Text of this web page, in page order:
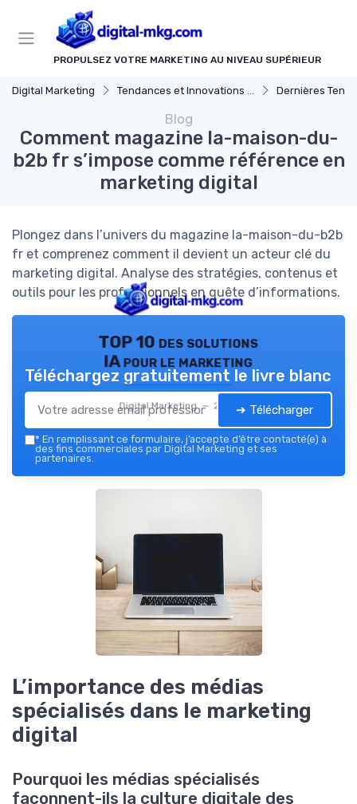
PROPULSEZ VOTRE MARKETING AU NIVEAU SUPÉRIEUR
Digital Marketing Tendances et Innovations marketing digital Dernières Tendances en
Blog
Comment magazine la-maison-du-
b2b fr s’impose comme référence en
marketing digital
Plongez dans l’univers du magazine la-maison-du-b2b
fr et comprenez comment il devient un acteur clé du
marketing digital. Analyse des stratégies, contenus et
outils pour les professionnels en quête d’informations.
TOP 10 des solutions
IA pour le marketing
Digital Marketing — 2026
Téléchargez gratuitement le livre blanc
➔ Télécharger
* En remplissant ce formulaire, j’accepte d’être contacté(e) à
des fins commerciales par Digital Marketing et ses
partenaires.
L’importance des médias
spécialisés dans le marketing
digital
Pourquoi les médias spécialisés
façonnent-ils la culture digitale des
Panneau de gestion des cookies